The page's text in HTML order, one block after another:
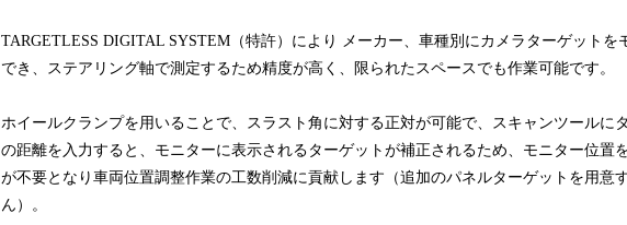
TARGETLESS DIGITAL SYSTEM（特許）により メーカー、車種別にカメラターゲットを
でき、ステアリング軸で測定するため精度が高く、限られたスペースでも作業可能です。
ホイールクランプを用いることで、スラスト角に対する正対が可能で、スキャンツールに
の距離を入力すると、モニターに表示されるターゲットが補正されるため、モニター位置
が不要となり車両位置調整作業の工数削減に貢献します（追加のパネルターゲットを用意
ん）。